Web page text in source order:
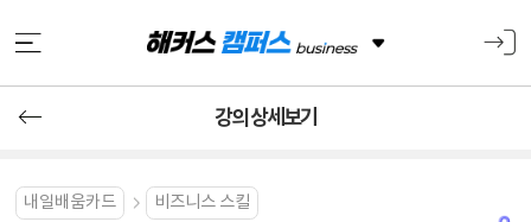
강의 상세보기
내일배움카드 비즈니스 스킬